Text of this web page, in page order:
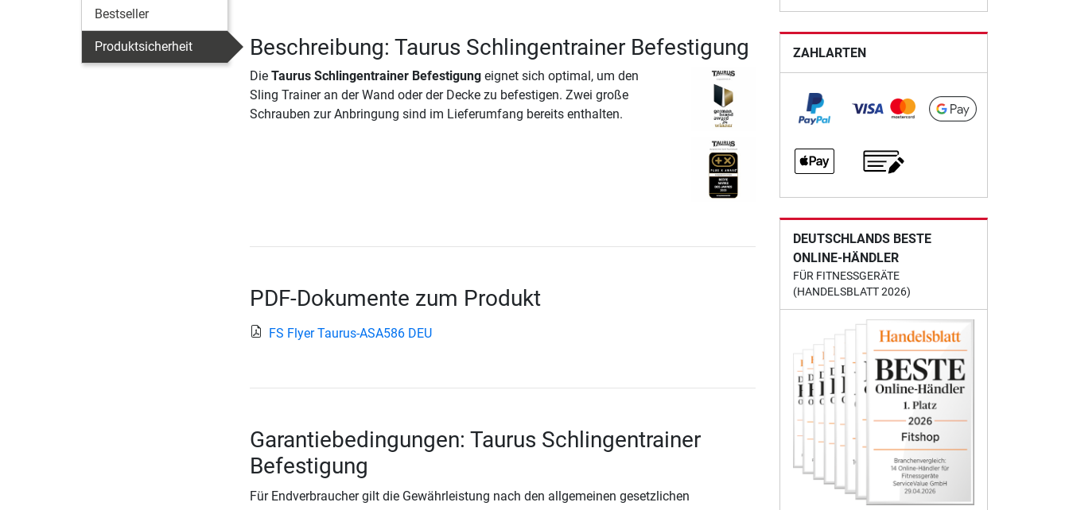
Bestseller
Produktsicherheit Beschreibung: Taurus Schlingentrainer Befestigung
Die Taurus Schlingentrainer Befestigungeignet sich optimal, um den
Sling Trainer an der Wand oder der Decke zu befestigen. Zwei große
Schrauben zur Anbringung sind im Lieferumfang bereits enthalten.
PDF-Dokumente zum Produkt
FS Flyer Taurus-ASA586 DEU
Garantiebedingungen: Taurus Schlingentrainer
Befestigung
Für Endverbraucher gilt die Gewährleistung nach den allgemeinen gesetzlichen
ZAHLARTEN
DEUTSCHLANDS BESTE
ONLINE-HÄNDLER
FÜR FITNESSGERÄTE
(HANDELSBLATT 2026)